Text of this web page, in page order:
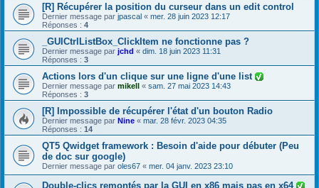
[R] Récupérer la position du curseur dans un edit control
Dernier message par jpascal « mer. 28 juin 2023 12:17
Réponses : 4
_GUICtrlListBox_ClickItem ne fonctionne pas ?
Dernier message par jchd « dim. 18 juin 2023 11:31
Réponses : 3
Actions lors d'un clique sur une ligne d'une list
Dernier message par mikell « sam. 27 mai 2023 14:43
Réponses : 3
[R] Impossible de récupérer l'état d'un bouton Radio
Dernier message par Nine « mar. 28 févr. 2023 04:35
Réponses : 14
QT5 Qwidget framework : Besoin d'aide pour débuter (Peu
de doc sur google)
Dernier message par oles67 « mer. 04 janv. 2023 23:10
Double-clics remontés par la GUI en x86 mais pas en x64